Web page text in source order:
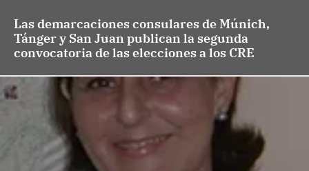
Las demarcaciones consulares de Múnich,
Tánger y San Juan publican la segunda
convocatoria de las elecciones a los CRE